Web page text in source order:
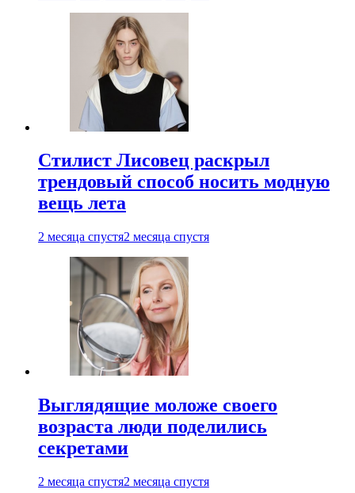
Стилист Лисовец раскрыл
трендовый способ носить модную
вещь лета
2 месяца спустя2 месяца спустя
Выглядящие моложе своего
возраста люди поделились
секретами
2 месяца спустя2 месяца спустя